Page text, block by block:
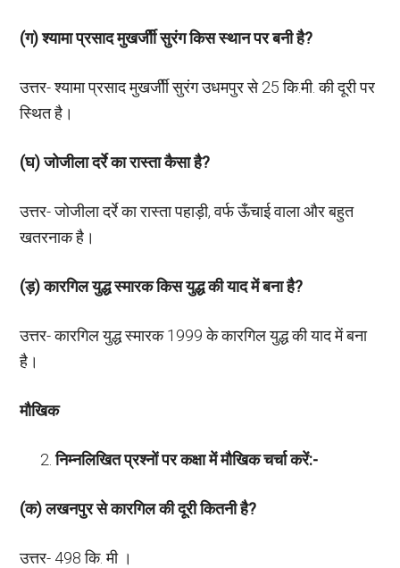
(ग) श्यामा प्रसाद मुखर्जीी सुरंग किस स्थान पर बनी है?
उत्तर- श्यामा प्रसाद मुखर्जीी सुरंग उधमपुर से 25 कि.मी. की दूरी पर
स्थित है।
(घ) जोजीला दर्रे का रास्ता कैसा है?
उत्तर- जोजीला दर्रे का रास्ता पहाड़ी, वर्फ ऊँचाई वाला और बहुत
खतरनाक है।
(ड़) कारगिल युद्ध स्मारक किस युद्ध की याद में बना है?
उत्तर- कारगिल युद्ध स्मारक 1999 के कारगिल युद्ध की याद में बना
है।
मौखिक
निम्नलिखित प्रश्नों पर कक्षा में मौखिक चर्चा करें:-
(क) लखनपुर से कारगिल की दूरी कितनी है?
उत्तर- 498 कि. मी ।